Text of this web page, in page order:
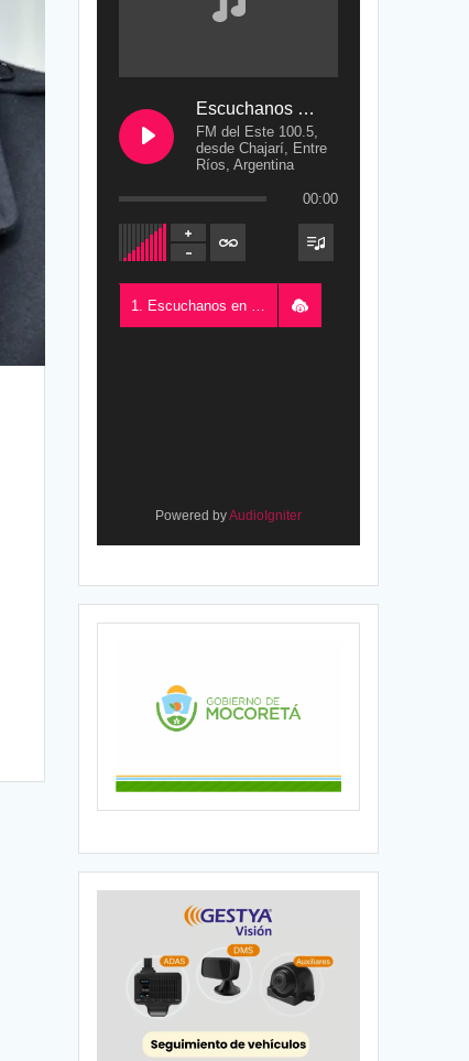
Escuchanos en Vivo
FM del Este 100.5,
desde Chajarí, Entre
Ríos, Argentina
00:00
1. Escuchanos en Vivo - FM del Este 100.5, desde Chajarí, Entre Ríos, Argentina
Powered byAudioIgniter